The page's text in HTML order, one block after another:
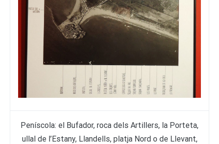
Peníscola: el Bufador, roca dels Artillers, la Porteta,
ullal de l’Estany, Llandells, platja Nord o de Llevant,